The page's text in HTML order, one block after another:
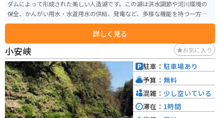
ダムによって形成された美しい人造湖です。この湖は洪水調節や河川環境の
保全、かんがい用水・水道用水の供給、発電など、多様な機能を持つ一方
で、観光スポットとしても人気があります。 奥州湖では、カヌーやカヤッ
ク、SUP（スタンドアップパドルボード）などのウォーターアクティビティを
楽しむことができます。初心者でもガイドが同乗するツアーがあるため、安
全に楽しむことができます。湖畔には「奥州湖交流館」があり、胆沢地域の
郷土や歴史、水に関わる文化について学ぶことができます。また、展望台か
らの眺望は絶景で、四季折々の風景が楽しめます。
詳しく見る
小安峡 お気に入り
駐車： 駐車場あり
予算： 無料
混雑： 少し空いている
滞在： 1時間